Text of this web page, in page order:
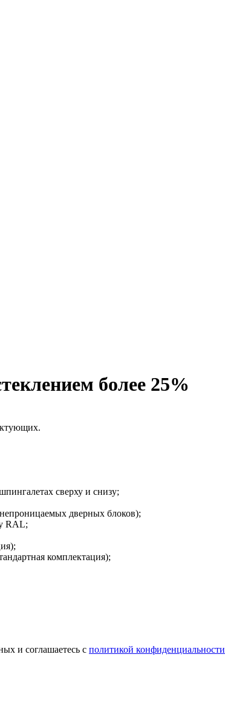
более 25%
сверху и снизу;
дверных блоков);
RAL;
комплектация);
и соглашаетесь с политикой конфиденциальности